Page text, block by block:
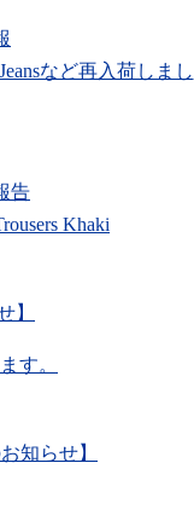
など再入荷しまし
告
Khaki
】
す。
知らせ】